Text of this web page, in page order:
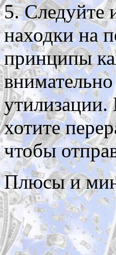
5. Следуйте
находки на
принципы
утилизации.
хотите
чтобы
Плюсы и